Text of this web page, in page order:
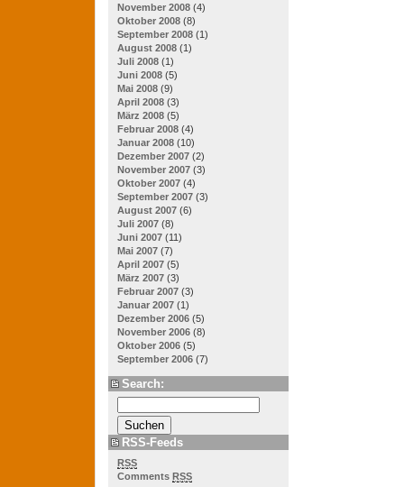
November 2008 (4)
Oktober 2008 (8)
September 2008 (1)
August 2008 (1)
Juli 2008 (1)
Juni 2008 (5)
Mai 2008 (9)
April 2008 (3)
März 2008 (5)
Februar 2008 (4)
Januar 2008 (10)
Dezember 2007 (2)
November 2007 (3)
Oktober 2007 (4)
September 2007 (3)
August 2007 (6)
Juli 2007 (8)
Juni 2007 (11)
Mai 2007 (7)
April 2007 (5)
März 2007 (3)
Februar 2007 (3)
Januar 2007 (1)
Dezember 2006 (5)
November 2006 (8)
Oktober 2006 (5)
September 2006 (7)
Search:
RSS-Feeds
RSS
Comments RSS